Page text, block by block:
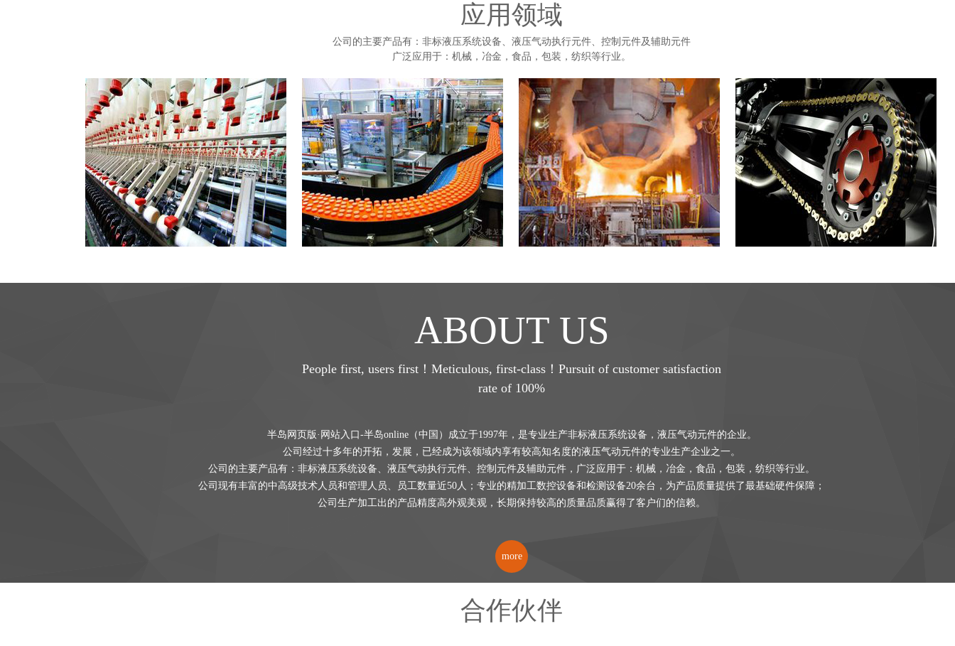
应用领域
公司的主要产品有：非标液压系统设备、液压气动执行元件、控制元件及辅助元件
广泛应用于：机械，冶金，食品，包装，纺织等行业。
ABOUT US
People first, users first！Meticulous, first-class！Pursuit of customer satisfaction
rate of 100%
半岛网页版·网站入口-半岛online（中国）成立于1997年，是专业生产非标液压系统设备，液压气动元件的企业。
公司经过十多年的开拓，发展，已经成为该领域内享有较高知名度的液压气动元件的专业生产企业之一。
公司的主要产品有：非标液压系统设备、液压气动执行元件、控制元件及辅助元件，广泛应用于：机械，冶金，食品，包装，纺织等行业。
公司现有丰富的中高级技术人员和管理人员、员工数量近50人；专业的精加工数控设备和检测设备20余台，为产品质量提供了最基础硬件保障；
公司生产加工出的产品精度高外观美观，长期保持较高的质量品质赢得了客户们的信赖。
more
合作伙伴